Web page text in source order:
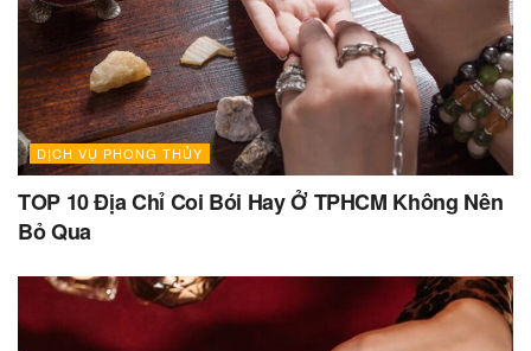
DỊCH VỤ PHONG THỦY
TOP 10 Địa Chỉ Coi Bói Hay Ở TPHCM Không Nên
Bỏ Qua